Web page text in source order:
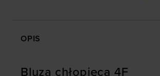
OPIS
Bluza chłopięca 4F